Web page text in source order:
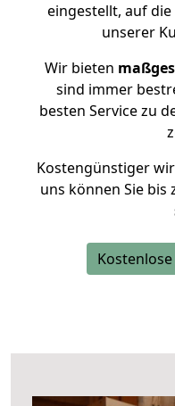
eingestellt, auf
unserer
Wir bieten
sind immer
besten Service zu
Kostengünstiger
uns können Sie bis